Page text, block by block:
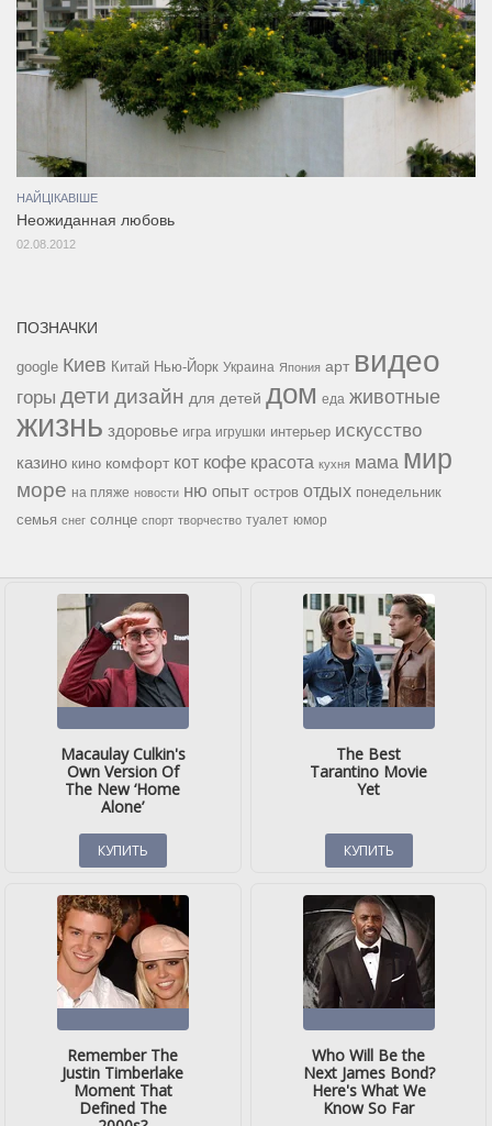
НАЙЦІКАВІШЕ
Неожиданная любовь
02.08.2012
ПОЗНАЧКИ
google Киев Китай Нью-Йорк Украина Япония арт видео
горы дети дизайн для детей дом еда животные
жизнь здоровье игра игрушки интерьер искусство
казино кино комфорт кот кофе красота кухня мама мир
море на пляже новости ню опыт остров отдых понедельник
семья снег солнце спорт творчество туалет юмор